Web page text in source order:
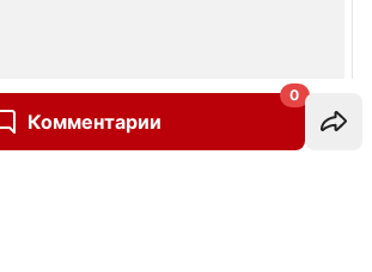
Комментарии
0